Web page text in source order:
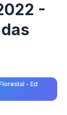
-
- Ed